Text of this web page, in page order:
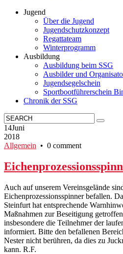
Jugend
Über die Jugend
Jugendschutzkonzept
Regattateam
Winterprogramm
Ausbildung
Ausbildung beim SSG
Ausbilder und
Jugendsegelschein
Sportbootführerschein
Chronik der SSG
14Juni
2018
Allgemein • 0 comment
Auch auf unserem Vereinsgelände
Eichenprozessionsspinner befallen.
Steinfurt hat entsprechende
Maßnahmen zur Beseitigung
insbesondere die Teilnehmer der
informiert. Bitte den befallenen
Nester nicht berühren, da dies zu
kann. R.F.